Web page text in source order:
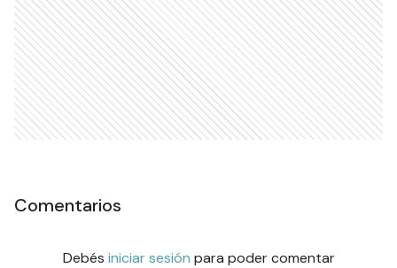
Comentarios
Debés iniciar sesión para poder comentar